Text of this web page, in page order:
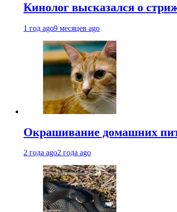
Кинолог высказался о
1 год ago9 месяцев ago
Окрашивание домашних
2 года ago2 года ago